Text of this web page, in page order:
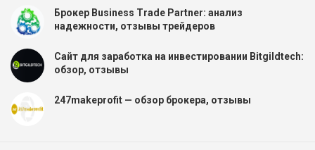
Брокер Business Trade Partner: анализ
надежности, отзывы трейдеров
Сайт для заработка на инвестировании Bitgildtech:
обзор, отзывы
247makeprofit — обзор брокера, отзывы